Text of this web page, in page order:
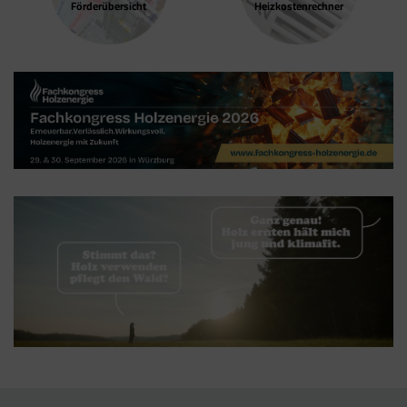
Förder­übersicht Heizkosten­rechner
und nicht vom Tag Manager selbst.